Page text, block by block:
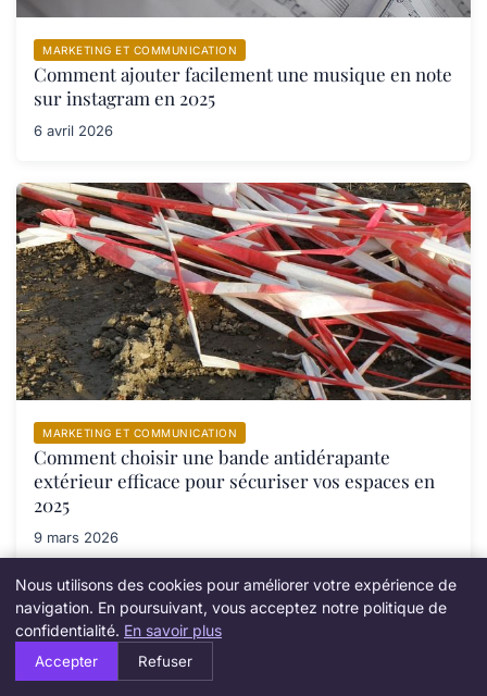
MARKETING ET COMMUNICATION
Comment ajouter facilement une musique en note
sur instagram en 2025
6 avril 2026
MARKETING ET COMMUNICATION
Comment choisir une bande antidérapante
extérieur efficace pour sécuriser vos espaces en
2025
9 mars 2026
Newsletter
Nous utilisons des cookies pour améliorer votre expérience de
navigation. En poursuivant, vous acceptez notre politique de
confidentialité. En savoir plus
Accepter Refuser